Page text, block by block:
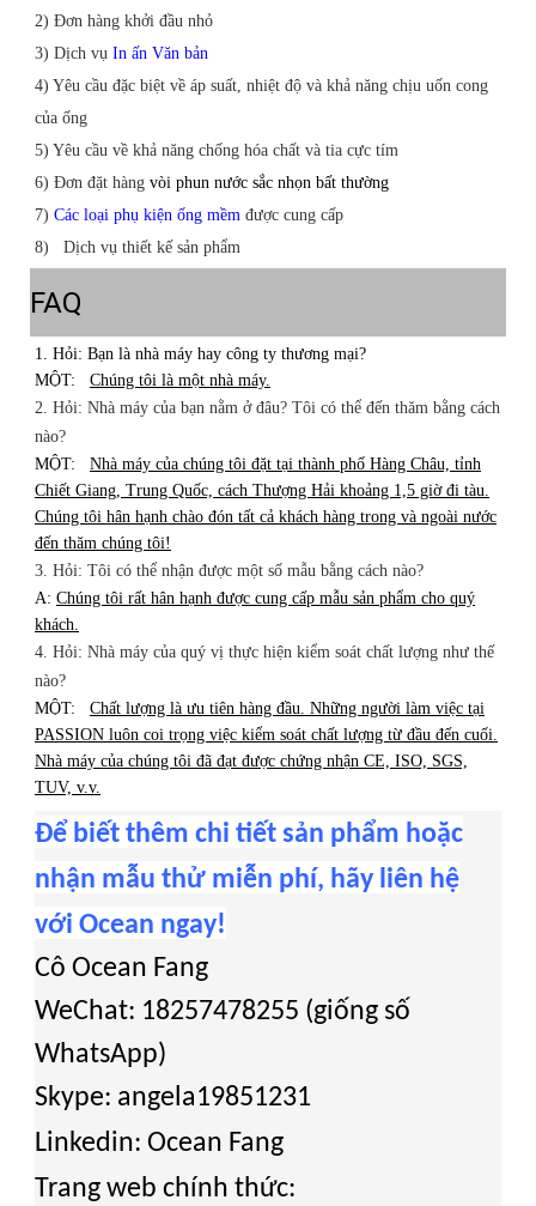
2) Đơn hàng khởi đầu nhỏ
3) Dịch vụ In ấn Văn bản
4) Yêu cầu đặc biệt về áp suất, nhiệt độ và khả năng chịu uốn cong
của ống
5) Yêu cầu về khả năng chống hóa chất và tia cực tím
6) Đơn đặt hàng vòi phun nước sắc nhọn bất thường
7) Các loại phụ kiện ống mềm được cung cấp
8)
Dịch vụ thiết kế sản phẩm
FAQ
1. Hỏi: Bạn là nhà máy hay công ty thương mại?
MỘT:
Chúng tôi là một nhà máy.
2. Hỏi: Nhà máy của bạn nằm ở đâu? Tôi có thể đến thăm bằng cách
nào?
MỘT:
Nhà máy của chúng tôi đặt tại thành phố Hàng Châu, tỉnh
Chiết Giang, Trung Quốc, cách Thượng Hải khoảng 1,5 giờ đi tàu.
Chúng tôi hân hạnh chào đón tất cả khách hàng trong và ngoài nước
đến thăm chúng tôi!
3. Hỏi: Tôi có thể nhận được một số mẫu bằng cách nào?
A: Chúng tôi rất hân hạnh được cung cấp mẫu sản phẩm cho quý
khách.
4. Hỏi: Nhà máy của quý vị thực hiện kiểm soát chất lượng như thế
nào?
MỘT:
Chất lượng là ưu tiên hàng đầu. Những người làm việc tại
PASSION luôn coi trọng việc kiểm soát chất lượng từ đầu đến cuối.
Nhà máy của chúng tôi đã đạt được chứng nhận CE, ISO, SGS,
TUV, v.v.
Để biết thêm chi tiết sản phẩm hoặc
nhận mẫu thử miễn phí, hãy liên hệ
với Ocean ngay!
Cô Ocean Fang
WeChat: 18257478255 (giống số
WhatsApp)
Skype: angela19851231
Linkedin: Ocean Fang
Trang web chính thức: